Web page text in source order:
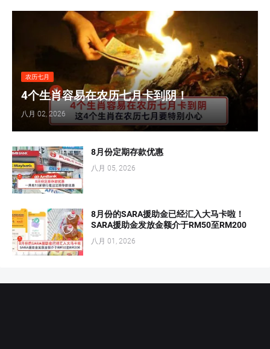
农历七月
4个生肖容易在农历七月卡到阴！
八月 02, 2026
8月份定期存款优惠
八月 05, 2026
8月份的SARA援助金已经汇入大马卡啦！
SARA援助金发放金额介于RM50至RM200
八月 01, 2026